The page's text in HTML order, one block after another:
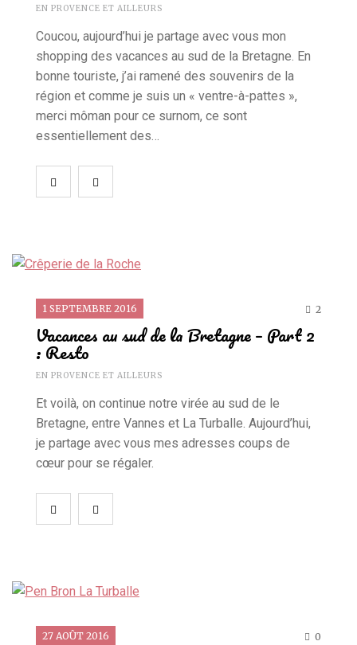
EN PROVENCE ET AILLEURS
Coucou, aujourd’hui je partage avec vous mon
shopping des vacances au sud de la Bretagne. En
bonne touriste, j’ai ramené des souvenirs de la
région et comme je suis un « ventre-à-pattes »,
merci môman pour ce surnom, ce sont
essentiellement des…
1 SEPTEMBRE 2016 2
Vacances au sud de la Bretagne – Part 2
: Resto
EN PROVENCE ET AILLEURS
Et voilà, on continue notre virée au sud de le
Bretagne, entre Vannes et La Turballe. Aujourd’hui,
je partage avec vous mes adresses coups de
cœur pour se régaler.
27 AOÛT 2016 0